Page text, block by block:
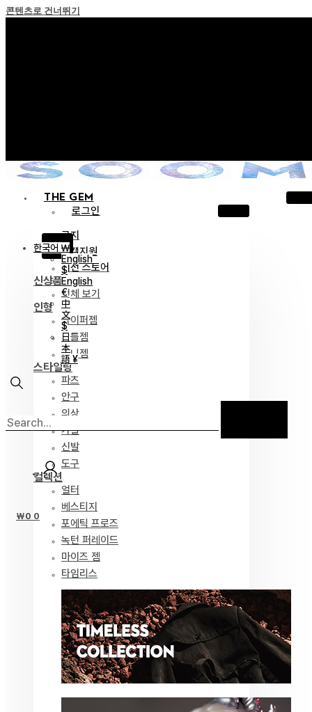
콘텐츠로 건너뛰기
THE GEM
로그인
X
공지
고객지원
이전 스토어
신상품
전체 보기
인형
하이퍼젬
리틀젬
티니젬
스타일링
파츠
안구
의상
가발
신발
도구
컬렉션
얼터
베스티지
포에틱 프로즈
녹턴 퍼레이드
마이즈 젬
타임리스
한국어 ￦
English
$
English
€
中
文
$
日
本
語 ¥
₩0 0